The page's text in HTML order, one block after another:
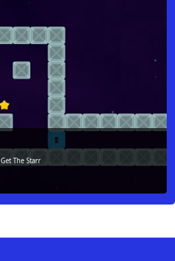
Get The Starr